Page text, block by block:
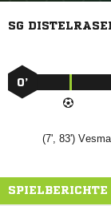
SG
0’
(7', 83')